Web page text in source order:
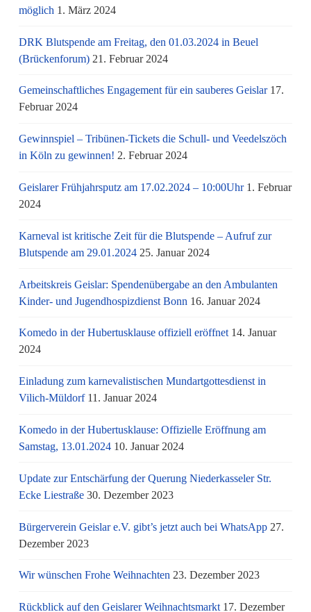
möglich 1. März 2024
DRK Blutspende am Freitag, den 01.03.2024 in Beuel
(Brückenforum) 21. Februar 2024
Gemeinschaftliches Engagement für ein sauberes Geislar 17.
Februar 2024
Gewinnspiel – Tribünen-Tickets die Schull- und Veedelszöch
in Köln zu gewinnen! 2. Februar 2024
Geislarer Frühjahrsputz am 17.02.2024 – 10:00Uhr 1. Februar
2024
Karneval ist kritische Zeit für die Blutspende – Aufruf zur
Blutspende am 29.01.2024 25. Januar 2024
Arbeitskreis Geislar: Spendenübergabe an den Ambulanten
Kinder- und Jugendhospizdienst Bonn 16. Januar 2024
Komedo in der Hubertusklause offiziell eröffnet 14. Januar
2024
Einladung zum karnevalistischen Mundartgottesdienst in
Vilich-Müldorf 11. Januar 2024
Komedo in der Hubertusklause: Offizielle Eröffnung am
Samstag, 13.01.2024 10. Januar 2024
Update zur Entschärfung der Querung Niederkasseler Str.
Ecke Liestraße 30. Dezember 2023
Bürgerverein Geislar e.V. gibt’s jetzt auch bei WhatsApp 27.
Dezember 2023
Wir wünschen Frohe Weihnachten 23. Dezember 2023
Rückblick auf den Geislarer Weihnachtsmarkt 17. Dezember